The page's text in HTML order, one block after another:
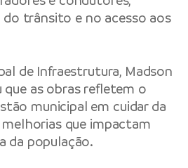
do trânsito e no acesso aos
de Infraestrutura, Madson
que as obras refletem o
municipal em cuidar da
que impactam
da população.